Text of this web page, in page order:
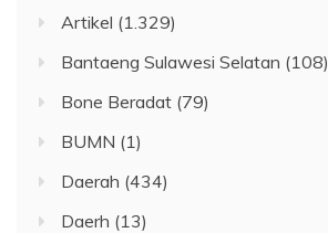
Artikel (1.329)
Bantaeng Sulawesi Selatan (108)
Bone Beradat (79)
BUMN (1)
Daerah (434)
Daerh (13)